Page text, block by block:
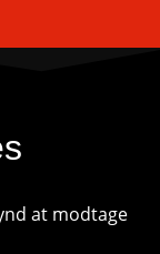
at modtage